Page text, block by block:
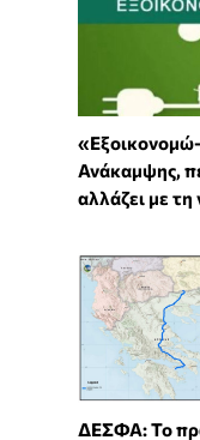
Ανάκαμψης,
αλλάζει με
ΔΕΣΦΑ: Το